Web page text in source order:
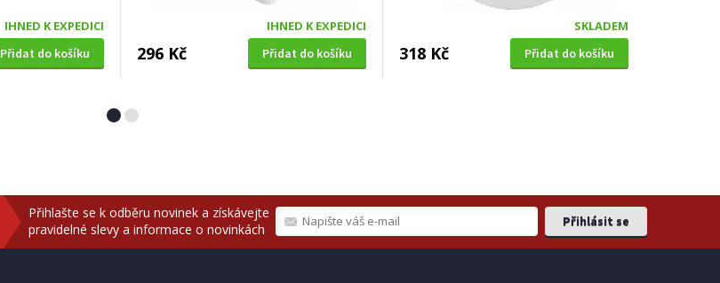
IHNED K EXPEDICI
Přidat do košíku
IHNED K EXPEDICI
296 Kč Přidat do košíku
SKLADEM
318 Kč Přidat do košíku
Přihlašte se k odběru novinek a získávejte
pravidelné slevy a informace o novinkách